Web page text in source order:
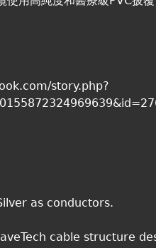
story.php?
as conductors.
cable structure